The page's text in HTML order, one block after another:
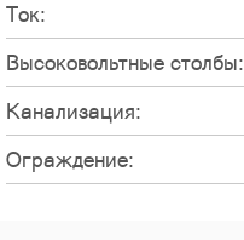
Ток:
Высоковольтные столбы:
Канализация:
Ограждение: